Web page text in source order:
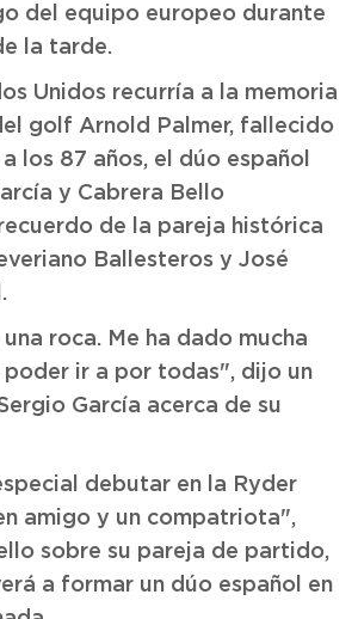
del equipo europeo durante
la tarde.
Unidos recurría a la memoria
golf Arnold Palmer, fallecido
los 87 años, el dúo español
y Cabrera Bello
de la pareja histórica
Ballesteros y José
roca. Me ha dado mucha
poder ir a por todas", dijo un
García acerca de su
debutar en la Ryder
amigo y un compatriota",
sobre su pareja de partido,
a formar un dúo español en